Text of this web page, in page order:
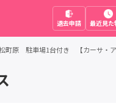
退去申請 最近見た
町原 駐車場1台付き 【カーサ・